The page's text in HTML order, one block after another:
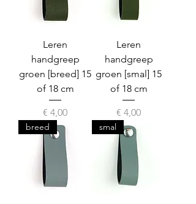
Leren
handgreep
groen [breed] 15
of 18 cm
Prijs
€ 4,00
Leren
handgreep
groen [smal] 15
of 18 cm
Prijs
€ 4,00
breed smal